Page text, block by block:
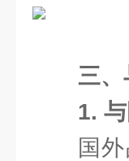
三
1.
国